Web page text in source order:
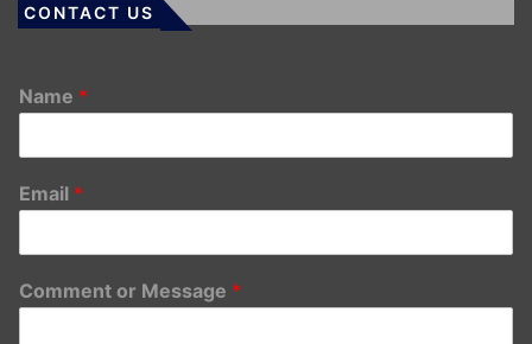
CONTACT US
Name *
Email *
Comment or Message *